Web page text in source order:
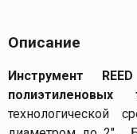
Описание
Инструмент
технологической